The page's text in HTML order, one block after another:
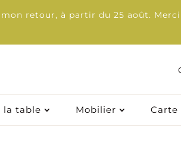
retour, à partir du 25 août.
la table Mobilier Carte
la table Mobilier Carte